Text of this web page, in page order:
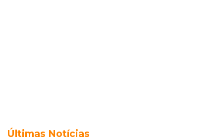
Últimas Notícias